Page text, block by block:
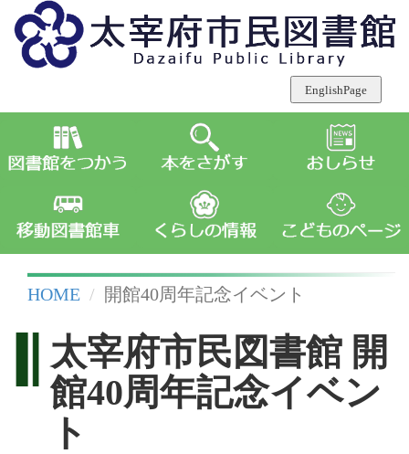
HOME 開館40周年記念イベント
太宰府市民図書館 開
館40周年記念イベン
ト